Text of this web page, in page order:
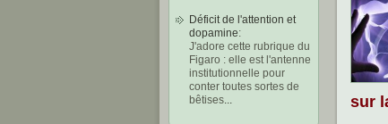
Déficit de l'attention et
dopamine:
J'adore cette rubrique du
Figaro : elle est l'antenne
institutionnelle pour
conter toutes sortes de
bêtises...
sur